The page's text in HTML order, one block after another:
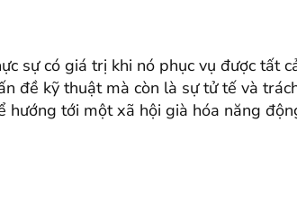
sự có giá trị khi nó phục vụ được tất
đề kỹ thuật mà còn là sự tử tế và
hướng tới một xã hội già hóa năng